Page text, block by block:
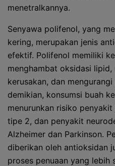
menetralkannya.
Senyawa polifenol, yang
kering, merupakan jenis
efektif. Polifenol memiliki
menghambat oksidasi
kerusakan, dan
demikian, konsumsi buah
menurunkan risiko
tipe 2, dan penyakit
Alzheimer dan Parkinson.
diberikan oleh antioksidan
proses penuaan yang lebih